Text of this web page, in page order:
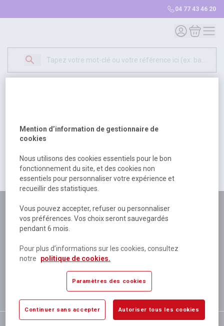
04 77 43 46 20
Mon compte
Mon
500
excuser pour la gêne occasionée.
Retour Retour à l'accueil
Plus de 180 personnes
à votre écoute
Plus de 80 000 références
disponibles
Expédition le jour même
si validation avant 12h
satisfaction totale
Mention d’information de gestionnaire de
cookies
Nous utilisons des cookies essentiels pour le bon
fonctionnement du site, et des cookies non
essentiels pour personnaliser votre expérience et
recueillir des statistiques.
Vous pouvez accepter, refuser ou personnaliser
vos préférences. Vos choix seront sauvegardés
pendant 6 mois.
Pour plus d’informations sur les cookies, consultez
notre
politique de cookies.
Paramètres des cookies
Continuer sans accepter Autoriser tous les cookies